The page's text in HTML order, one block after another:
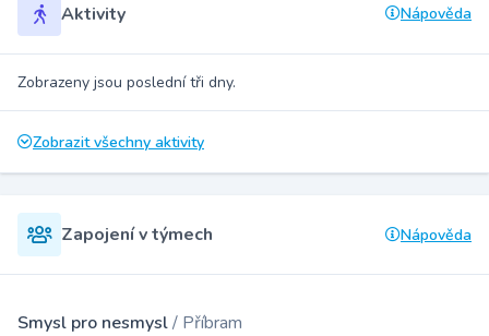
Aktivity Nápověda
Zobrazeny jsou poslední tři dny.
Zobrazit všechny aktivity
Zapojení v týmech Nápověda
Smysl pro nesmysl/ Příbram